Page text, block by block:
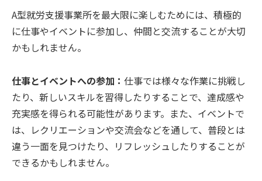
A型就労支援事業所を最大限に楽しむためには、積極的
に仕事やイベントに参加し、仲間と交流することが大切
かもしれません。
仕事とイベントへの参加： 仕事では様々な作業に挑戦し
たり、新しいスキルを習得したりすることで、達成感や
充実感を得られる可能性があります。また、イベントで
は、レクリエーションや交流会などを通して、普段とは
違う一面を見つけたり、リフレッシュしたりすることが
できるかもしれません。